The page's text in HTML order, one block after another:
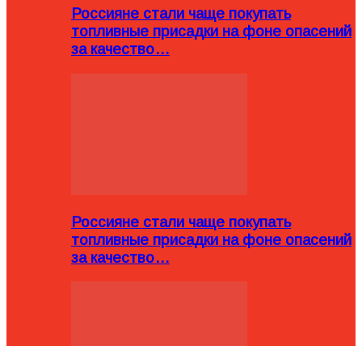
Россияне стали чаще покупать
топливные присадки на фоне опасений
за качество…
Россияне стали чаще покупать
топливные присадки на фоне опасений
за качество…